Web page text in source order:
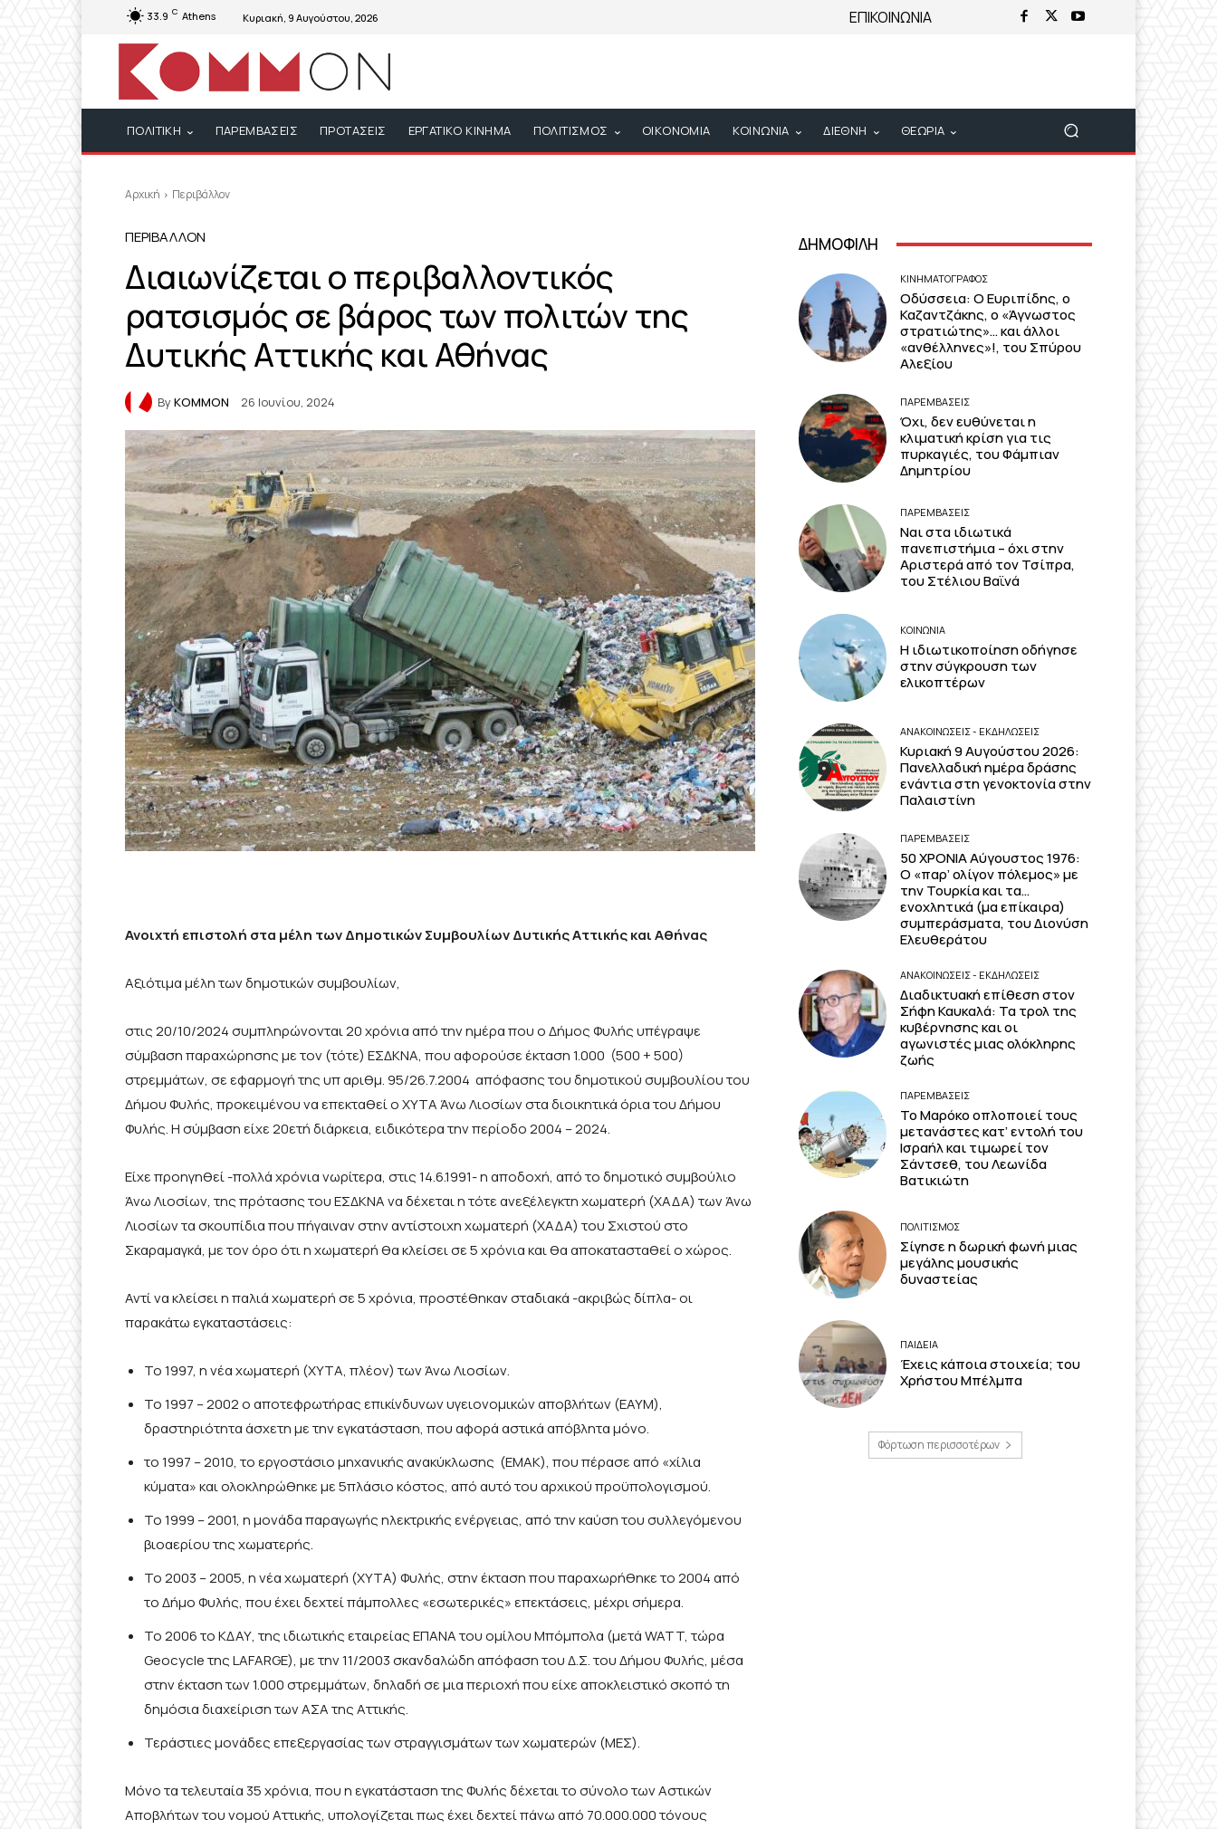
33.9 C Athens Κυριακή, 9 Αυγούστου, 2026 ΕΠΙΚΟΙΝΩΝΙΑ
ΠΟΛΙΤΙΚΗ ΠΑΡΕΜΒΑΣΕΙΣ ΠΡΟΤΑΣΕΙΣ ΕΡΓΑΤΙΚΟ ΚΙΝΗΜΑ ΠΟΛΙΤΙΣΜΟΣ ΟΙΚΟΝΟΜΙΑ ΚΟΙΝΩΝΙΑ ΔΙΕΘΝΗ ΘΕΩΡΙΑ
Αρχική Περιβάλλον
ΠΕΡΙΒΆΛΛΟΝ
Διαιωνίζεται ο περιβαλλοντικός
ρατσισμός σε βάρος των πολιτών της
Δυτικής Αττικής και Αθήνας
ByKOMMON 26 Ιουνίου, 2024
Ανοιχτή επιστολή στα μέλη των Δημοτικών Συμβουλίων Δυτικής Αττικής και Αθήνας
Αξιότιμα μέλη των δημοτικών συμβουλίων,
στις 20/10/2024 συμπληρώνονται 20 χρόνια από την ημέρα που ο Δήμος Φυλής υπέγραψε
σύμβαση παραχώρησης με τον (τότε) ΕΣΔΚΝΑ, που αφορούσε έκταση 1.000 (500 + 500)
στρεμμάτων, σε εφαρμογή της υπ αριθμ. 95/26.7.2004 απόφασης του δημοτικού συμβουλίου του
Δήμου Φυλής, προκειμένου να επεκταθεί ο ΧΥΤΑ Άνω Λιοσίων στα διοικητικά όρια του Δήμου
Φυλής. Η σύμβαση είχε 20ετή διάρκεια, ειδικότερα την περίοδο 2004 – 2024.
Είχε προηγηθεί -πολλά χρόνια νωρίτερα, στις 14.6.1991- η αποδοχή, από το δημοτικό συμβούλιο
Άνω Λιοσίων, της πρότασης του ΕΣΔΚΝΑ να δέχεται η τότε ανεξέλεγκτη χωματερή (ΧΑΔΑ) των Άνω
Λιοσίων τα σκουπίδια που πήγαιναν στην αντίστοιχη χωματερή (ΧΑΔΑ) του Σχιστού στο
Σκαραμαγκά, με τον όρο ότι η χωματερή θα κλείσει σε 5 χρόνια και θα αποκατασταθεί ο χώρος.
Αντί να κλείσει η παλιά χωματερή σε 5 χρόνια, προστέθηκαν σταδιακά -ακριβώς δίπλα- οι
παρακάτω εγκαταστάσεις:
Το 1997, η νέα χωματερή (ΧΥΤΑ, πλέον) των Άνω Λιοσίων.
Το 1997 – 2002 ο αποτεφρωτήρας επικίνδυνων υγειονομικών αποβλήτων (ΕΑΥΜ),
δραστηριότητα άσχετη με την εγκατάσταση, που αφορά αστικά απόβλητα μόνο.
το 1997 – 2010, το εργοστάσιο μηχανικής ανακύκλωσης (ΕΜΑΚ), που πέρασε από «χίλια
κύματα» και ολοκληρώθηκε με 5πλάσιο κόστος, από αυτό του αρχικού προϋπολογισμού.
Το 1999 – 2001, η μονάδα παραγωγής ηλεκτρικής ενέργειας, από την καύση του συλλεγόμενου
βιοαερίου της χωματερής.
Το 2003 – 2005, η νέα χωματερή (ΧΥΤΑ) Φυλής, στην έκταση που παραχωρήθηκε το 2004 από
το Δήμο Φυλής, που έχει δεχτεί πάμπολλες «εσωτερικές» επεκτάσεις, μέχρι σήμερα.
Το 2006 το ΚΔΑΥ, της ιδιωτικής εταιρείας ΕΠΑΝΑ του ομίλου Μπόμπολα (μετά WATT, τώρα
Geocycle της LAFARGE), με την 11/2003 σκανδαλώδη απόφαση του Δ.Σ. του Δήμου Φυλής, μέσα
στην έκταση των 1.000 στρεμμάτων, δηλαδή σε μια περιοχή που είχε αποκλειστικό σκοπό τη
δημόσια διαχείριση των ΑΣΑ της Αττικής.
Τεράστιες μονάδες επεξεργασίας των στραγγισμάτων των χωματερών (ΜΕΣ).
Μόνο τα τελευταία 35 χρόνια, που η εγκατάσταση της Φυλής δέχεται το σύνολο των Αστικών
Αποβλήτων του νομού Αττικής, υπολογίζεται πως έχει δεχτεί πάνω από 70.000.000 τόνους
ΔΗΜΟΦΙΛΗ
ΚΙΝΗΜΑΤΟΓΡΆΦΟΣ
Οδύσσεια: Ο Ευριπίδης, ο
Καζαντζάκης, ο «Άγνωστος
στρατιώτης»… και άλλοι
«ανθέλληνες»!, του Σπύρου
Αλεξίου
ΠΑΡΕΜΒΑΣΕΙΣ
Όχι, δεν ευθύνεται η
κλιματική κρίση για τις
πυρκαγιές, του Φάμπιαν
Δημητρίου
ΠΑΡΕΜΒΑΣΕΙΣ
Ναι στα ιδιωτικά
πανεπιστήμια – όχι στην
Αριστερά από τον Τσίπρα,
του Στέλιου Βαϊνά
ΚΟΙΝΩΝΙΑ
Η ιδιωτικοποίηση οδήγησε
στην σύγκρουση των
ελικοπτέρων
ΑΝΑΚΟΙΝΩΣΕΙΣ - ΕΚΔΗΛΩΣΕΙΣ
Κυριακή 9 Αυγούστου 2026:
Πανελλαδική ημέρα δράσης
ενάντια στη γενοκτονία στην
Παλαιστίνη
ΠΑΡΕΜΒΑΣΕΙΣ
50 ΧΡΟΝΙΑ Αύγουστος 1976:
Ο «παρ’ ολίγον πόλεμος» με
την Τουρκία και τα…
ενοχλητικά (μα επίκαιρα)
συμπεράσματα, του Διονύση
Ελευθεράτου
ΑΝΑΚΟΙΝΩΣΕΙΣ - ΕΚΔΗΛΩΣΕΙΣ
Διαδικτυακή επίθεση στον
Σήφη Καυκαλά: Τα τρολ της
κυβέρνησης και οι
αγωνιστές μιας ολόκληρης
ζωής
ΠΑΡΕΜΒΑΣΕΙΣ
Το Μαρόκο οπλοποιεί τους
μετανάστες κατ’ εντολή του
Ισραήλ και τιμωρεί τον
Σάντσεθ, του Λεωνίδα
Βατικιώτη
ΠΟΛΙΤΙΣΜΟΣ
Σίγησε η δωρική φωνή μιας
μεγάλης μουσικής
δυναστείας
ΠΑΙΔΕΙΑ
Έχεις κάποια στοιχεία; του
Χρήστου Μπέλμπα
Φόρτωση περισσοτέρων